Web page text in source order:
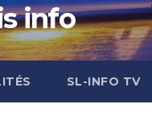
info
SL-INFO TV